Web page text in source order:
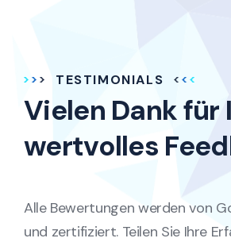
TESTIMONIALS
Vielen Dank für
wertvolles
Alle Bewertungen werden von
und zertifiziert. Teilen Sie Ihre